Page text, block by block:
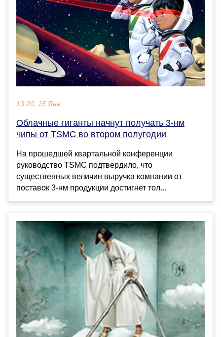
13:20, 15 Янв
Облачные гиганты начнут получать 3-нм
чипы от TSMC во втором полугодии
На прошедшей квартальной конференции
руководство TSMC подтвердило, что
существенных величин выручка компании от
поставок 3-нм продукции достигнет тол...